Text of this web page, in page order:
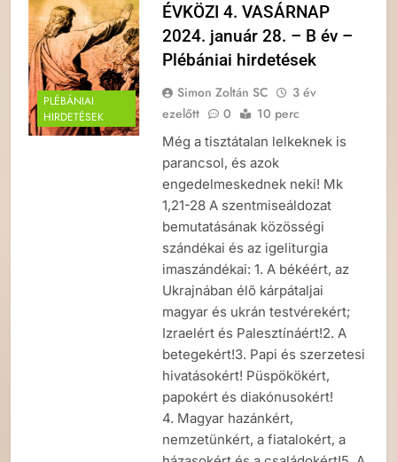
PLÉBÁNIAI
HIRDETÉSEK
ÉVKÖZI 4. VASÁRNAP
2024. január 28. – B év –
Plébániai hirdetések
Simon Zoltán SC
3 év
ezelőtt
0 10 perc
Még a tisztátalan lelkeknek is
parancsol, és azok
engedelmeskednek neki! Mk
1,21-28 A szentmiseáldozat
bemutatásának közösségi
szándékai és az igeliturgia
imaszándékai: 1. A békéért, az
Ukrajnában élő kárpátaljai
magyar és ukrán testvérekért;
Izraelért és Palesztínáért!2. A
betegekért!3. Papi és szerzetesi
hivatásokért! Püspökökért,
papokért és diakónusokért!
4. Magyar hazánkért,
nemzetünkért, a fiatalokért, a